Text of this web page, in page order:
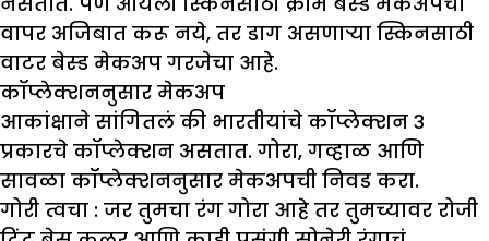
वापर अजिबात करू नये, तर डाग असणाऱ्या स्किनसाठी
वाटर बेस्ड मेकअप गरजेचा आहे.
कॉप्लेक्शननुसार मेकअप
आकांक्षाने सांगितलं की भारतीयांचे कॉप्लेक्शन ३
प्रकारचे कॉप्लेक्शन असतात. गोरा, गव्हाळ आणि
सावळा कॉप्लेक्शननुसार मेकअपची निवड करा.
गोरी त्वचा : जर तुमचा रंग गोरा आहे तर तुमच्यावर रोजी